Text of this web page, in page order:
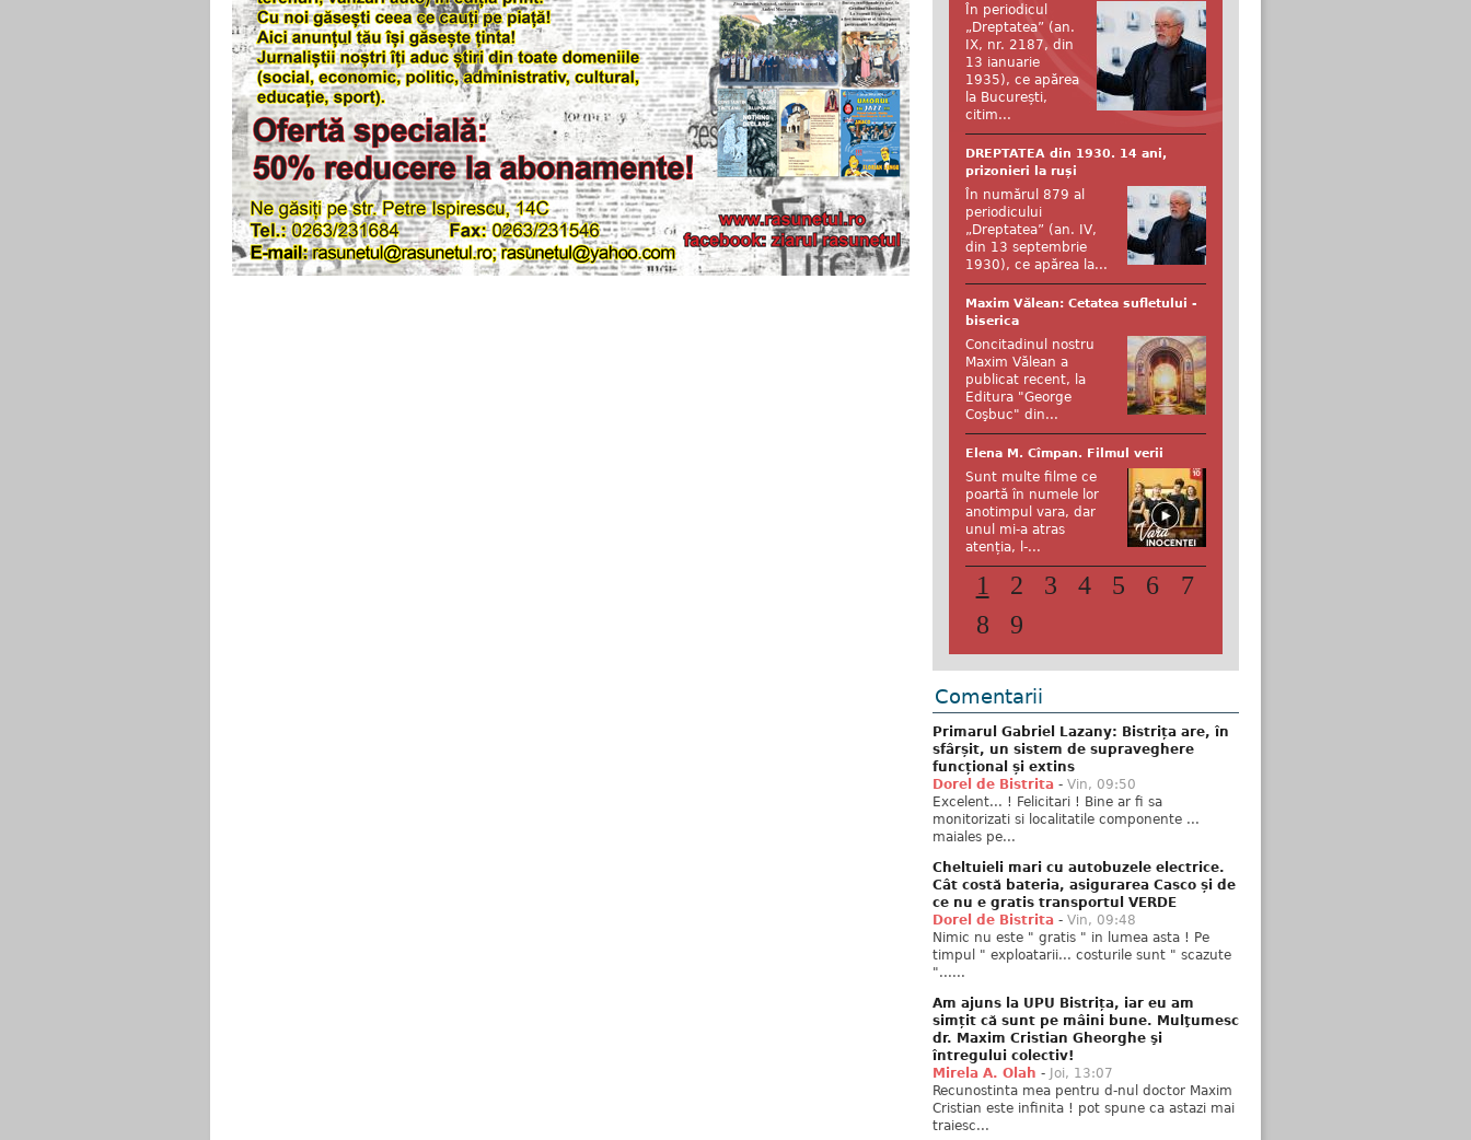
În periodicul
„Dreptatea” (an.
IX, nr. 2187, din
13 ianuarie
1935), ce apărea
la București,
citim...
DREPTATEA din 1930. 14 ani,
prizonieri la ruși
În numărul 879 al
periodicului
„Dreptatea” (an. IV,
din 13 septembrie
1930), ce apărea la...
Maxim Vălean: Cetatea sufletului -
biserica
Concitadinul nostru
Maxim Vălean a
publicat recent, la
Editura "George
Coşbuc" din...
Elena M. Cîmpan. Filmul verii
Sunt multe filme ce
poartă în numele lor
anotimpul vara, dar
unul mi-a atras
atenția, l-...
1 2 3 4 5 6
7
8
9
Comentarii
Primarul Gabriel Lazany: Bistrița are, în
sfârșit, un sistem de supraveghere
funcțional și extins
Dorel de Bistrita - Vin, 09:50
Excelent... ! Felicitari ! Bine ar fi sa
monitorizati si localitatile componente ...
maiales pe...
Cheltuieli mari cu autobuzele electrice.
Cât costă bateria, asigurarea Casco și de
ce nu e gratis transportul VERDE
Dorel de Bistrita - Vin, 09:48
Nimic nu este " gratis " in lumea asta ! Pe
timpul " exploatarii... costurile sunt " scazute
"......
Am ajuns la UPU Bistrița, iar eu am
simțit că sunt pe mâini bune. Mulţumesc
dr. Maxim Cristian Gheorghe şi
întregului colectiv!
Mirela A. Olah - Joi, 13:07
Recunostinta mea pentru d-nul doctor Maxim
Cristian este infinita ! pot spune ca astazi mai
traiesc...